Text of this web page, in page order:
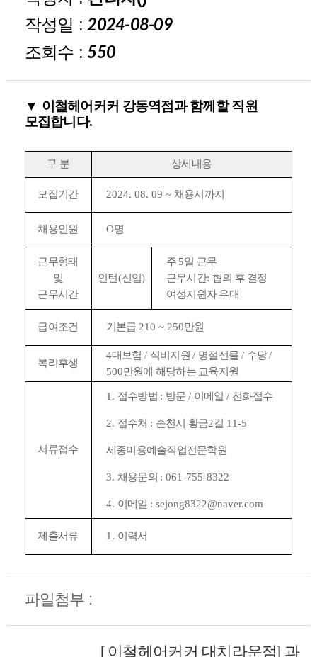
작성일 :2024-08-09
조회수 : 550
▼ 이철헤어커커 강동역점과 함께할 직원
모집합니다.
구 분 상세내용
모집기간 2024. 08. 09 ~ 채용시까지
채용인원 O명
근무형태
및
근무시간
인턴(신입)
주 5일 근무
근무시간: 협의 후 결정
여성지원자 우대
급여조건 기본급 210 ~ 250만원
복리후생
4대보험 / 식비지원/ 명절선물 / 수당/
500만원에 해당하는 교육지원
서류접수
1. 접수방법 : 방문 / 이메일/ 전화접수
2. 접수처 : 순천시 황금2길 11-5
세종미용예술직업전문학원
3. 채용문의 : 061-755-8322
4. 이메일 : sejong8322@naver.com
제출서류 1. 이력서
파일첨부 :
[ 이철헤어커커 대치라운점] 과